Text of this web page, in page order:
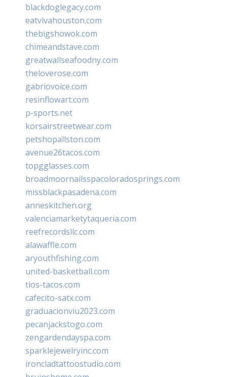
blackdoglegacy.com
eatvivahouston.com
thebigshowok.com
chimeandstave.com
greatwallseafoodny.com
theloverose.com
gabriovoice.com
resinflowart.com
p-sports.net
korsairstreetwear.com
petshopallston.com
avenue26tacos.com
topgglasses.com
broadmoornailsspacoloradosprings.com
missblackpasadena.com
anneskitchen.org
valenciamarketytaqueria.com
reefrecordsllc.com
alawaffle.com
aryouthfishing.com
united-basketball.com
tios-tacos.com
cafecito-satx.com
graduacionviu2023.com
pecanjackstogo.com
zengardendayspa.com
sparklejewelryinc.com
ironcladtattoostudio.com